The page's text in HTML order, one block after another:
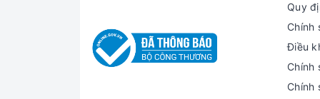
Quy
Chính
Điều
Chính
Chính